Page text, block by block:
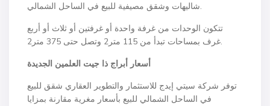
شاليهات وشقق مصيفية للبيع في الساحل الشمالي.
تتكون الوحدات من غرفة واحدة أو غرفتين أو ثلاث أو أربع
غرف بمساحات تبدأ من 115 متر2 وتصل حتى 375 متر2.
أسعار أبراج ذا جيت العلمين الجديدة
توفر شركة سيتي إيدج للاستثمار والتطوير العقاري شقق للبيع
في الساحل الشمالي للبيع بأسعار مغرية مقارنة بمزايا